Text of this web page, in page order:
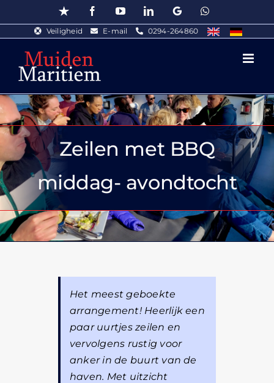
naar
inhoud
Trustpilot FacebookYouTubeLinkedInGoogle WhatsApp
Veiligheid E-mail 0294-264860
Zeilen met BBQ
middag- avondtocht
Het meest geboekte
arrangement! Heerlijk een
paar uurtjes zeilen en
vervolgens rustig voor
anker in de buurt van de
haven. Met uitzicht